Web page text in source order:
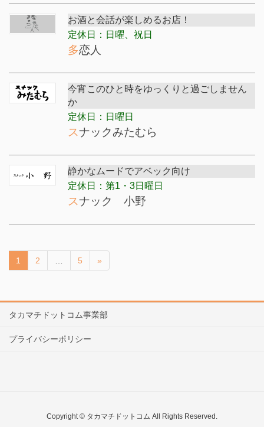
お酒と会話が楽しめるお店！
定休日：日曜、祝日
多恋人
今宵このひと時をゆっくりと過ごしません
か
定休日：日曜日
スナックみたむら
静かなムードでアベック向け
定休日：第1・3日曜日
スナック 小野
1 2 5 »
タカマチドットコム事業部
プライバシーポリシー
Copyright © タカマチドットコム All Rights Reserved.